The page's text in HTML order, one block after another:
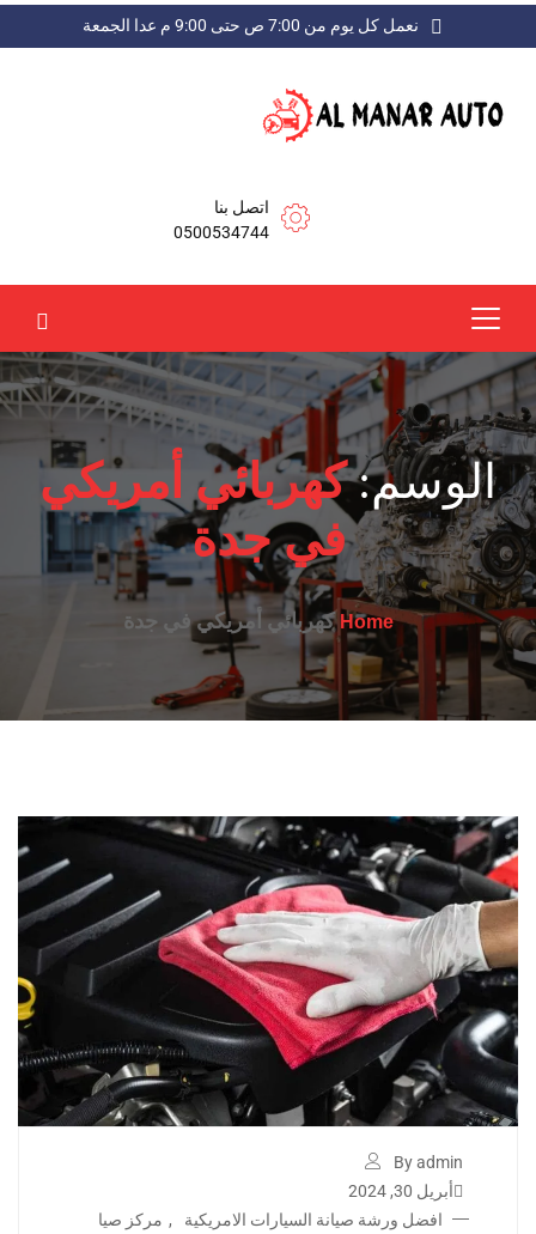
نعمل كل يوم من 7:00 ص حتى 9:00 م عدا الجمعة
اتصل بنا
0500534744
الوسم:كهربائي أمريكي
في جدة
Home كهربائي أمريكي في جدة
By admin
أبريل 30, 2024
افضل ورشة صيانة السيارات الامريكية
, مركز صيا